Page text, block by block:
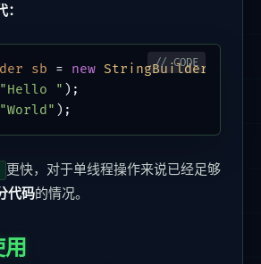
sb = new StringBuilder
"Hello " );
"World"
更快，对于单线程操作来说已经足够
代码的情况。